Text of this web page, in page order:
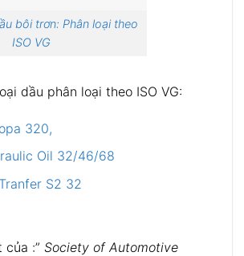
bôi trơn: Phân loại theo
ISO VG
dầu phân loại theo ISO VG:
320,
Oil 32/46/68
S2 32
:” Society of Automotive